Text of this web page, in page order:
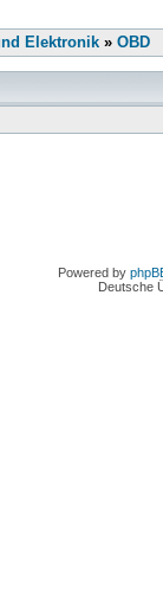
Elektronik » OBD
Powered by
Deutsche